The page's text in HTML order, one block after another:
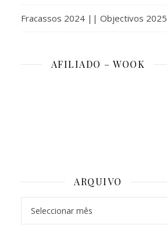
Fracassos 2024 || Objectivos 2025
AFILIADO – WOOK
ARQUIVO